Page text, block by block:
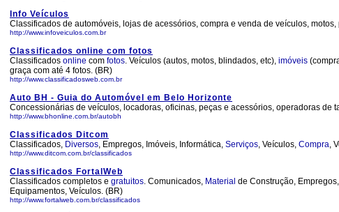
Info Veículos
Classificados de automóveis, lojas de acessórios, compra e venda de veículos,
http://www.infoveiculos.com.br
Classificados online com fotos
Classificados online com fotos. Veículos (autos, motos, blindados, etc), imóveis
graça com até 4 fotos. (BR)
http://www.classificadosweb.com.br
Auto BH - Guia do Automóvel em Belo Horizonte
Concessionárias de veículos, locadoras, oficinas, peças e acessórios, operadoras
http://www.bhonline.com.br/autobh
Classificados Ditcom
Classificados, Diversos, Empregos, Imóveis, Informática, Serviços, Veículos, Compra,
http://www.ditcom.com.br/classificados
Classificados FortalWeb
Classificados completos e gratuitos. Comunicados, Material de Construção,
Equipamentos, Veículos. (BR)
http://www.fortalweb.com.br/classificados